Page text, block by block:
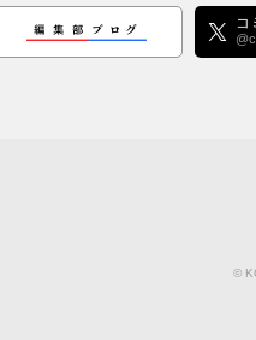
編集部ブログ コ
©